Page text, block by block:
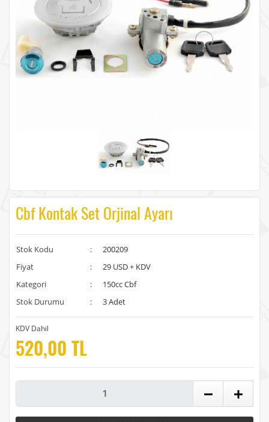
Cbf Kontak Set Orjinal Ayarı
Stok Kodu :
200209
Fiyat
:
29 USD + KDV
Kategori
:
150cc Cbf
Stok Durumu
: 3 Adet
KDV Dahil
520,00 TL